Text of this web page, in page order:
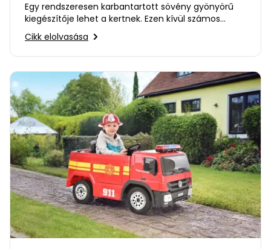
Egy rendszeresen karbantartott sövény gyönyörű
kiegészítője lehet a kertnek. Ezen kívül számos
további hasznos…
Cikk elolvasása